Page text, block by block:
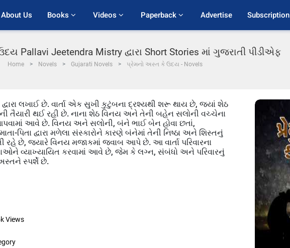
About Us Books Videos Paperback Advertise Subscription
Pallavi Jeetendra Mistry દ્વારા Short Stories માં ગુજરાતી પીડીએફ
Home Novels Gujarati Novels પ્રેમનો અસ્ત કે ઉદય - Novels
લખાઈ છે. વાર્તા એક સુખી કુટુંબના દ્રશ્યથી શરૂ થાય છે, જ્યાં શેઠ
તૈયારી થઈ રહી છે. નાના શેઠ વિનય અને તેની બહેન સલોની વચ્ચેના
આવે છે. વિનય અને સલોની, બંને ભાઈ બેન હોવા છતાં,
પિતા દ્વારા મળેલા સંસ્કારોને કારણે બંનેમાં તેની નિષ્ઠા અને શિસ્તનું
છે, જ્યારે વિનય મજાકમાં જવાબ આપે છે. આ વાર્તા પરિવારના
વ્યાખ્યાયિત કરવામાં આવે છે, જેમ કે લગ્ન, સંબંધો અને પરિવારનું
સ્પર્શે છે.
Views